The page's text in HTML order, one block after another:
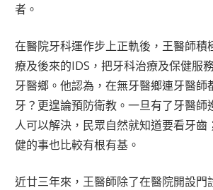
者。
在醫院牙科運作步上正軌後，王醫師積
療及後來的IDS，把牙科治療及保健服
牙醫鄉。他認為，在無牙醫鄉連牙醫師
牙？更遑論預防衛教。一旦有了牙醫師
人可以解決，民眾自然就知道要看牙齒
健的事也比較有根有基。
近廿三年來，王醫師除了在醫院開設門